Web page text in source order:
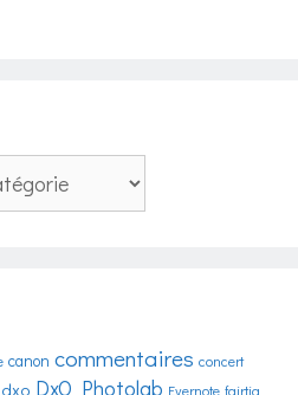
canon commentaires concert
dxo DxO Photolab Evernote fairtiq